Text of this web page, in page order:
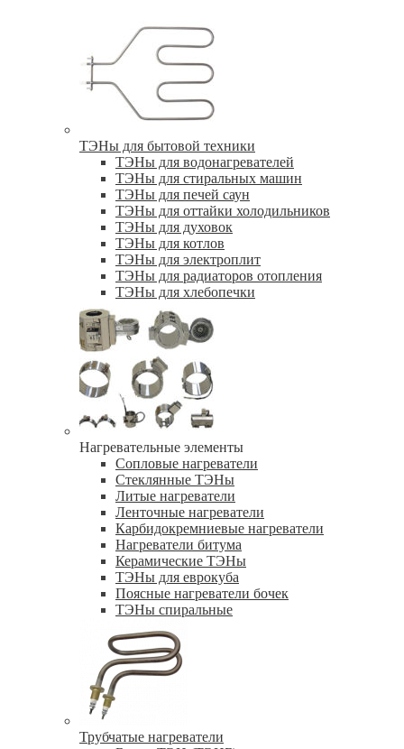
ТЭНы для бытовой техники
ТЭНы для водонагревателей
ТЭНы для стиральных машин
ТЭНы для печей саун
ТЭНы для оттайки холодильников
ТЭНы для духовок
ТЭНы для котлов
ТЭНы для электроплит
ТЭНы для радиаторов отопления
ТЭНы для хлебопечки
Нагревательные элементы
Сопловые нагреватели
Стеклянные ТЭНы
Литые нагреватели
Ленточные нагреватели
Карбидокремниевые нагреватели
Нагреватели битума
Керамические ТЭНы
ТЭНы для еврокуба
Поясные нагреватели бочек
ТЭНы спиральные
Трубчатые нагреватели